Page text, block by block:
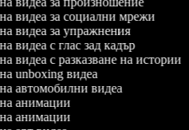
на видеа за социални мрежи
на видеа за упражнения
видеа с глас зад кадър
на видеа с разказване на истории
на unboxing видеа
на автомобилни видеа
на анимации
на анимации